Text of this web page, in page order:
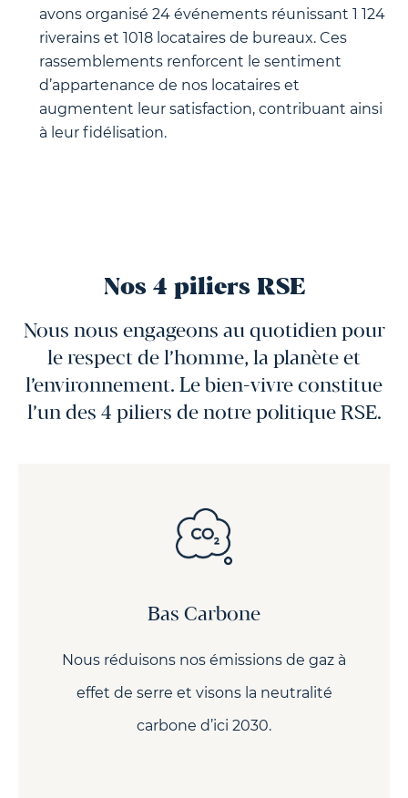
avons organisé 24 événements réunissant 1 124
riverains et 1018 locataires de bureaux. Ces
rassemblements renforcent le sentiment
d’appartenance de nos locataires et
augmentent leur satisfaction, contribuant ainsi
à leur fidélisation.
Nos 4 piliers RSE
Nous nous engageons au quotidien pour
le respect de l’homme, la planète et
l’environnement. Le bien-vivre constitue
l’un des 4 piliers de notre politique RSE.
Bas Carbone
Nous réduisons nos émissions de gaz à
effet de serre et visons la neutralité
carbone d’ici 2030.